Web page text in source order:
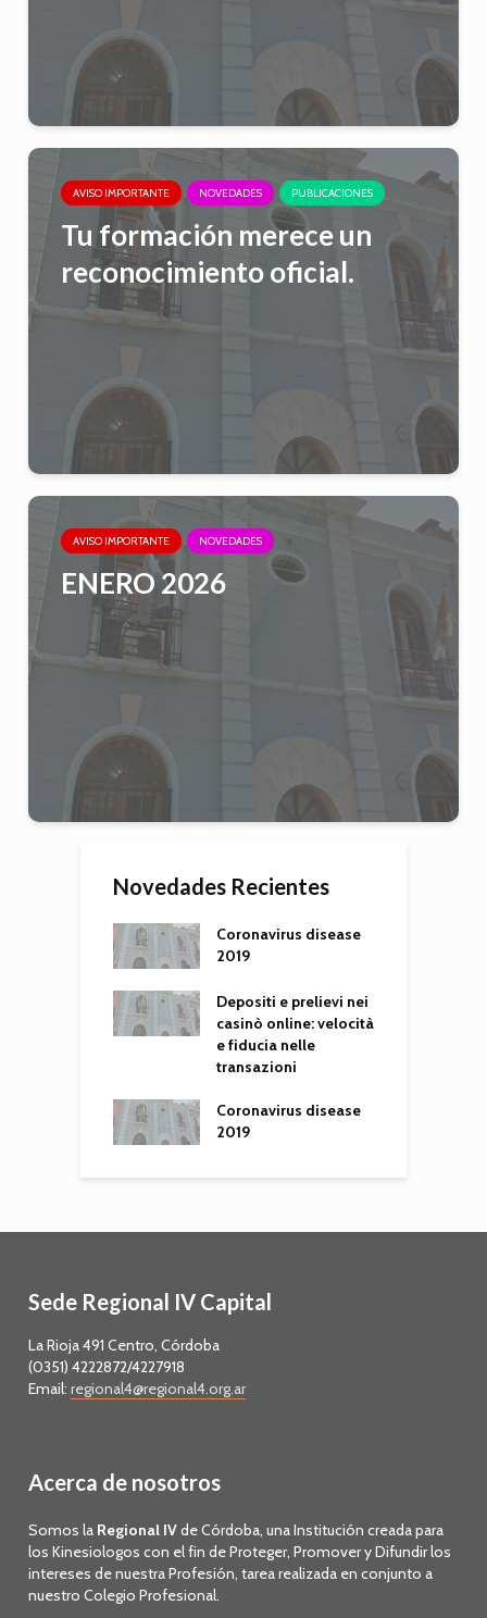
AVISO IMPORTANTE NOVEDADES PUBLICACIONES
Tu formación merece un
reconocimiento oficial.
AVISO IMPORTANTE NOVEDADES
ENERO 2026
Novedades Recientes
Coronavirus disease
2019
Depositi e prelievi nei
casinò online: velocità
e fiducia nelle
transazioni
Coronavirus disease
2019
Sede Regional IV Capital
La Rioja 491 Centro, Córdoba
(0351) 4222872/4227918
Email:regional4@regional4.org.ar
Acerca de nosotros
Somos la Regional IVde Córdoba, una Institución creada para
los Kinesiologos con el fin de Proteger, Promover y Difundir los
intereses de nuestra Profesión, tarea realizada en conjunto a
nuestro Colegio Profesional.